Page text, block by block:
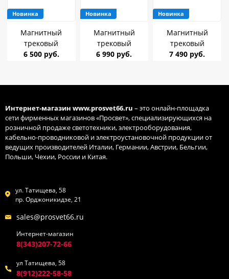
Новинка
Магнитный
трековый
светильник Arte
48V чёрный 2700-
6 500 руб.
Новинка
Магнитный
трековый
светильник Arte
48V чёрный 2700-
6 990 руб.
Новинка
Магнитный
трековый
светильник Arte
48V чёрный 2700-
7 490 руб.
Интернет-магазин www.prosvet66.ru – это онлайн-площадка
сети фирменных магазинов «Просвет», специализирующихся на
розничной продаже светотехники, электрооборудования,
кабельно-проводниковой и электроустановочной продукции от
ведущих производителей Италии, Германии, Австрии, Бельгии,
Польши, Чехии, России и Китая.
ул. Татищева, 58
пр. Орджоникидзе, 21
sales@prosvet66.ru
Интернет-магазин
8(343)207-72-66
ул Татищева, 58
8(912)222-58-58